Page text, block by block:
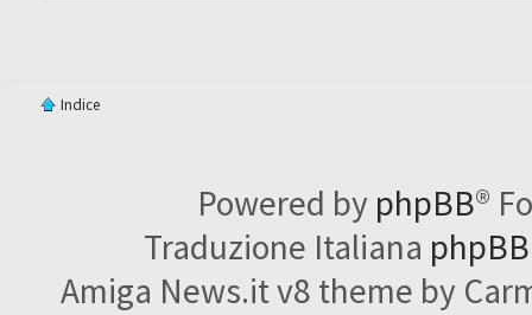
Indice
Powered by phpBB®
Traduzione Italiana
Amiga News.it v8 theme by